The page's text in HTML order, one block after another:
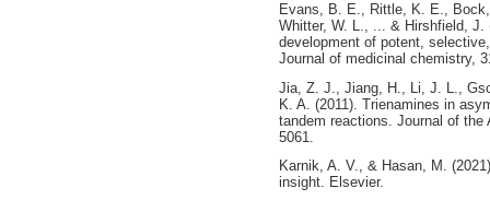
Evans, B. E., Rittle, K. E.,
Whitter, W. L., ... & Hirshfield,
development of potent,
Journal of medicinal chemistry,
Jia, Z. J., Jiang, H., Li, J. L.,
K. A. (2011). Trienamines in
tandem reactions. Journal of the
5061.
Karnik, A. V., & Hasan, M.
insight. Elsevier.